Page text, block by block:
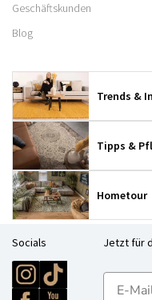
Geschäftskunden
Blog
Trends &
Tipps &
Hometour
Socials Jetzt für
E-